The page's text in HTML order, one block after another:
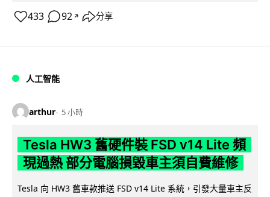
433 92 ↗ 分享
人工智能
arthur 5 小時
Tesla HW3 舊硬件裝 FSD v14 Lite 頻
現過熱 部分電腦損毀車主須自費維修
Tesla 向 HW3 舊車款推送 FSD v14 Lite 系統，引發大量車主反